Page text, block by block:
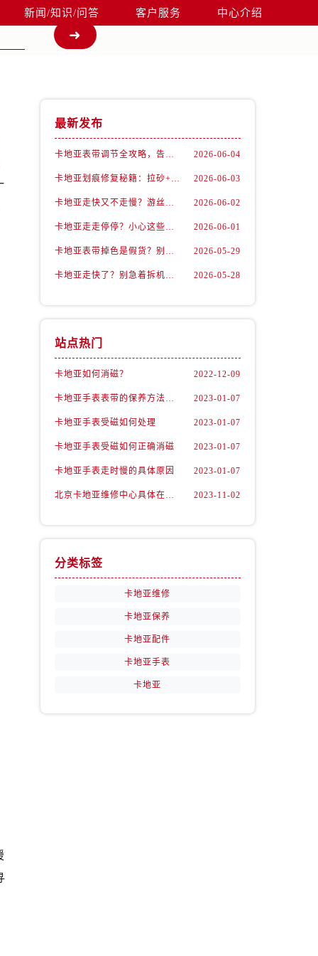
新闻/知识/问答 客户服务 中心介绍
最新发布
卡地亚表带调节全攻略，告别过短烦恼 2026-06-04
卡地亚划痕修复秘籍：拉砂+抛光双工艺还原如新 2026-06-03
卡地亚走快又不走慢？游丝问题你了解多少？ 2026-06-02
卡地亚走走停停？小心这些隐藏杀手 2026-06-01
卡地亚表带掉色是假货？别急，可能是这些日常习惯惹的祸 2026-05-29
卡地亚走快了？别急着拆机，先做这一步 2026-05-28
站点热门
卡地亚如何消磁？ 2022-12-09
卡地亚手表表带的保养方法有哪些？ 2023-01-07
卡地亚手表受磁如何处理 2023-01-07
卡地亚手表受磁如何正确消磁 2023-01-07
卡地亚手表走时慢的具体原因 2023-01-07
北京卡地亚维修中心具体在哪里？ 2023-11-02
分类标签
卡地亚维修
卡地亚保养
卡地亚配件
卡地亚手表
卡地亚